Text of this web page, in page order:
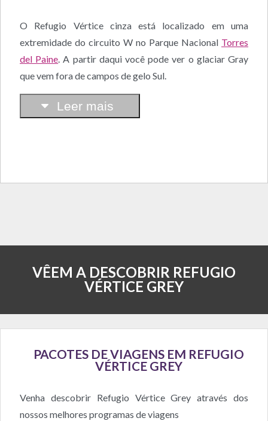
O Refugio Vértice cinza está localizado em uma
extremidade do circuito W no Parque Nacional Torres
del Paine . A partir daqui você pode ver o glaciar Gray
que vem fora de campos de gelo Sul.
Leer mais
VÊEM A DESCOBRIR REFUGIO
VÉRTICE GREY
PACOTES DE VIAGENS EM REFUGIO
VÉRTICE GREY
Venha descobrir Refugio Vértice Grey através dos
nossos melhores programas de viagens